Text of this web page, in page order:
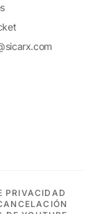
PRIVACIDAD